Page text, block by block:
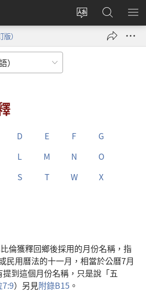
更
登
入
（開
搜
尋
JW.ORG
顯
）
D E F
G
L M N
O
S T W
X
倫獲釋回鄉後採用的月份名稱 ， 指
民用曆法的十一月 ， 相當於公曆7月
提到這個月份名稱 ， 只是說 「五
7:9） 另 見附錄B15 。